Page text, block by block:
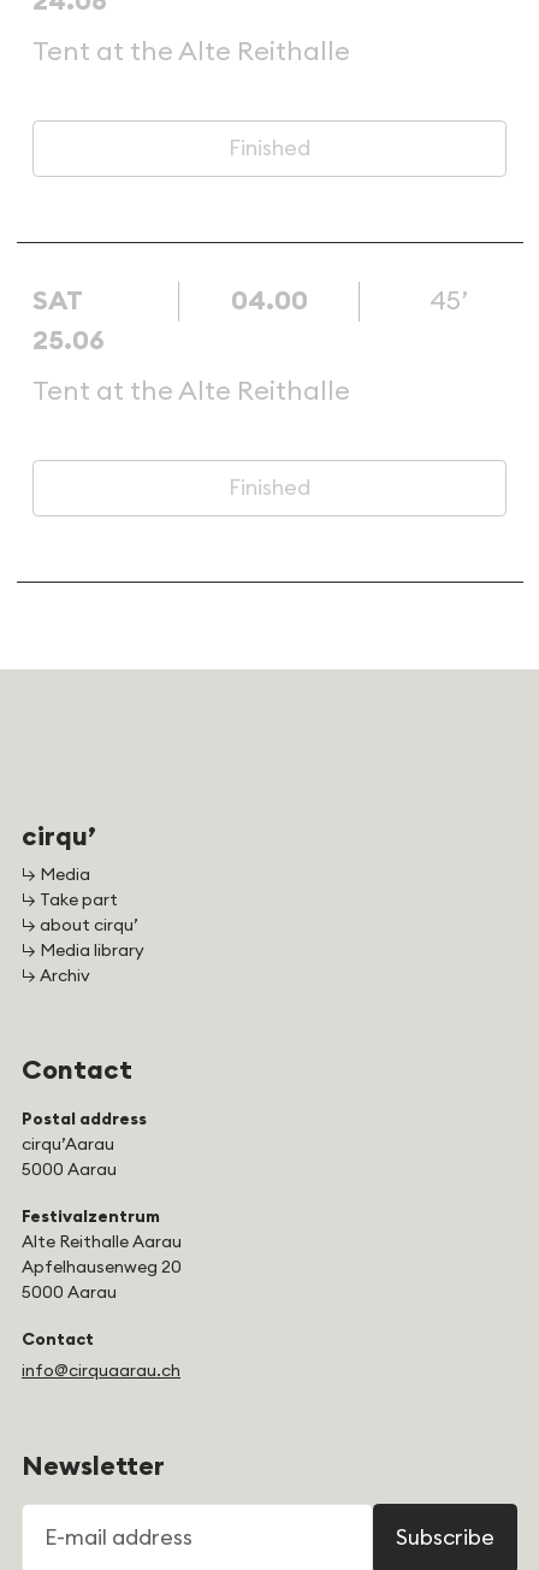
Tent at the Alte Reithalle
Finished
SAT
25.06
04.00 45’
Tent at the Alte Reithalle
Finished
cirqu’
↳ Media
↳ Take part
↳ about cirqu’
↳ Media library
↳ Archiv
Contact
Postal address
cirqu’Aarau
5000 Aarau
Festivalzentrum
Alte Reithalle Aarau
Apfelhausenweg 20
5000 Aarau
Contact
info@cirquaarau.ch
Newsletter
Subscribe